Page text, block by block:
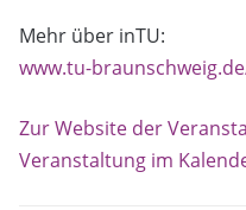
Mehr über inTU:
www.tu-
Zur Website der
Veranstaltung im